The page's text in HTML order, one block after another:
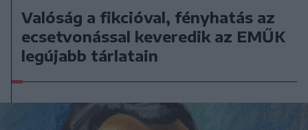
Valóság a fikcióval, fényhatás az
ecsetvonással keveredik az EMŰK
legújabb tárlatain